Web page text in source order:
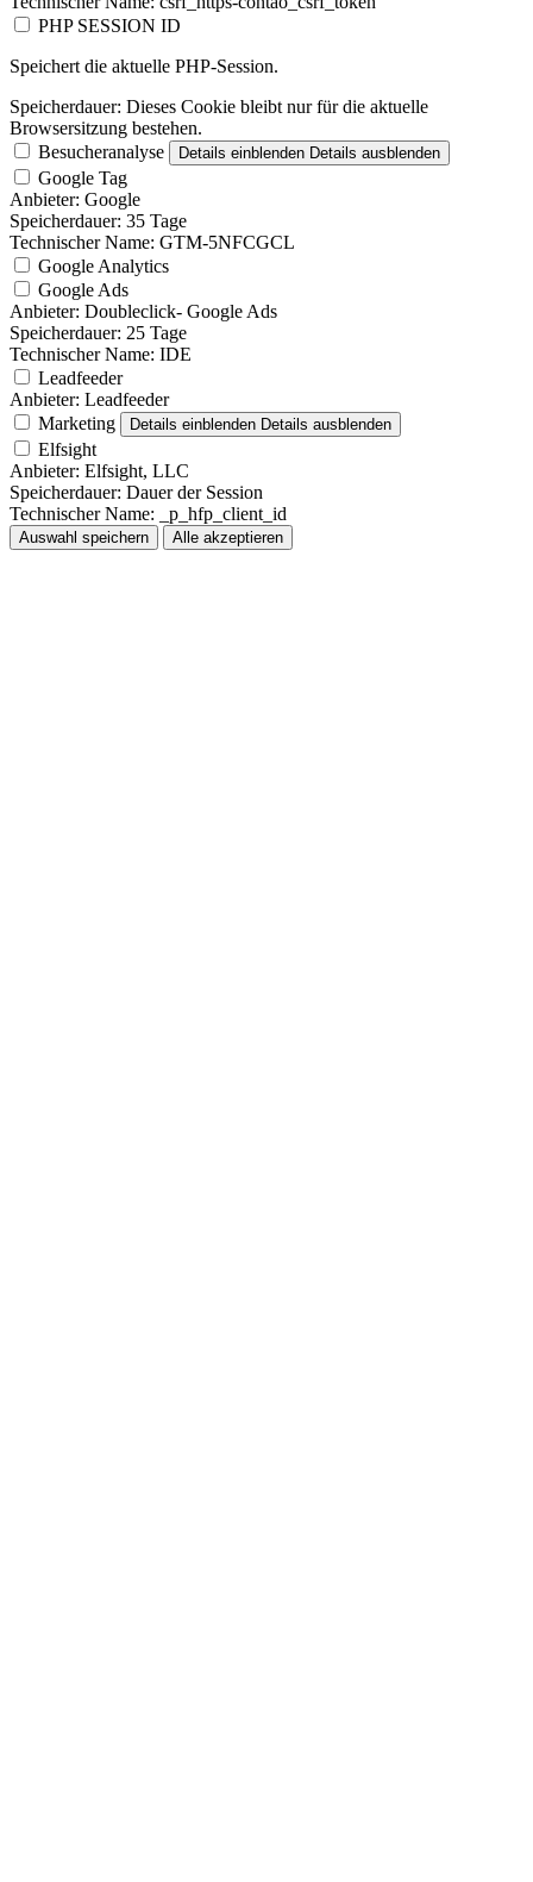
PHP SESSION ID
Speichert die aktuelle PHP-Session.
Speicherdauer: Dieses Cookie bleibt nur für die aktuelle
Browsersitzung bestehen.
Besucheranalyse
Details einblenden Details ausblenden
Google Tag
Anbieter: Google
Speicherdauer: 35 Tage
Technischer Name: GTM-5NFCGCL
Google Analytics
Google Ads
Anbieter: Doubleclick- Google Ads
Speicherdauer: 25 Tage
Technischer Name: IDE
Leadfeeder
Anbieter: Leadfeeder
Marketing
Details einblenden Details ausblenden
Elfsight
Anbieter: Elfsight, LLC
Speicherdauer: Dauer der Session
Technischer Name: _p_hfp_client_id
Auswahl speichern Alle akzeptieren